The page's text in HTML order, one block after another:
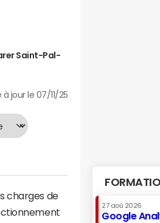
Saint-Pal-
à jour le 07/11/25
charges de
27 aoû 2026
Google